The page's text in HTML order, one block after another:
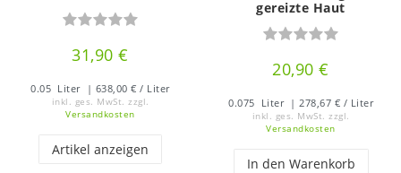
31,90 €
0.05 Liter | 638,00 € / Liter
inkl. ges. MwSt.
zzgl.
Versandkosten
Artikel anzeigen
gereizte Haut
20,90 €
0.075 Liter | 278,67 € / Liter
inkl. ges. MwSt.
zzgl.
Versandkosten
In den Warenkorb